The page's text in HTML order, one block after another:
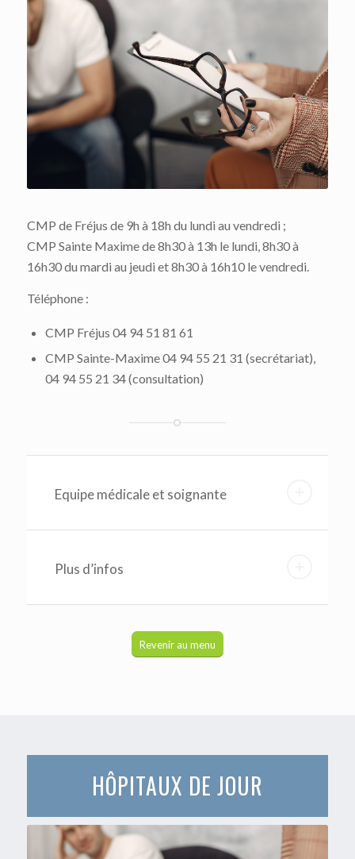
CMP de Fréjus de 9h à 18h du lundi au vendredi ;
CMP Sainte Maxime de 8h30 à 13h le lundi, 8h30 à
16h30 du mardi au jeudi et 8h30 à 16h10 le vendredi.
Téléphone :
CMP Fréjus 04 94 51 81 61
CMP Sainte-Maxime 04 94 55 21 31 (secrétariat),
04 94 55 21 34 (consultation)
Equipe médicale et soignante
Plus d’infos
Revenir au menu
HÔPITAUX DE JOUR